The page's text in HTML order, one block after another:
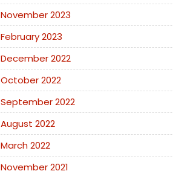
November 2023
February 2023
December 2022
October 2022
September 2022
August 2022
March 2022
November 2021